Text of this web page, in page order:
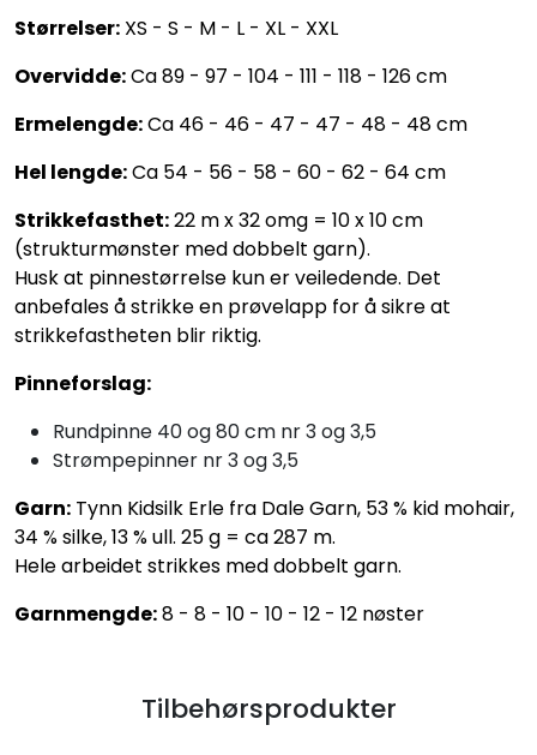
Størrelser: XS - S - M - L - XL - XXL
Overvidde:Ca 89 - 97 - 104 - 111 - 118 - 126 cm
Ermelengde:Ca 46 - 46 - 47 - 47 - 48 - 48 cm
Hel lengde:Ca 54 - 56 - 58 - 60 - 62 - 64 cm
Strikkefasthet:22 m x 32 omg = 10 x 10 cm
(strukturmønster med dobbelt garn).
Husk at pinnestørrelse kun er veiledende. Det
anbefales å strikke en prøvelapp for å sikre at
strikkefastheten blir riktig.
Pinneforslag:
Rundpinne 40 og 80 cm nr 3 og 3,5
Strømpepinner nr 3 og 3,5
Garn: Tynn Kidsilk Erle fra Dale Garn, 53 % kid mohair,
34 % silke, 13 % ull. 25 g = ca 287 m.
Hele arbeidet strikkes med dobbelt garn.
Garnmengde:8 - 8 - 10 - 10 - 12 - 12 nøster
Tilbehørsprodukter